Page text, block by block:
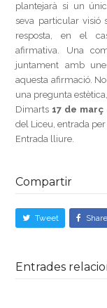
plantejarà si un
seva particular visió
resposta, en el
afirmativa. Una
juntament amb
aquesta afirmació.
una pregunta
Dimarts 17 de març
del Liceu, entrada
Entrada lliure.
Compartir
Tweet Share
Entrades